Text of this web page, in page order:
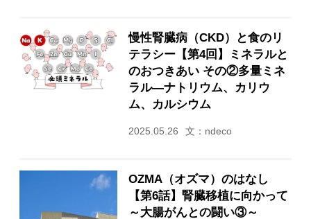
慢性腎臓病（CKD）と食のリ
テラシー【第4回】ミネラルと
のおつきあい その②多量ミネ
ラル―ナトリウム、カリウ
ム、カルシウム
2025.05.26 文：ndeco
OZMA（オズマ）のはなし
【第6話】腎臓移植に向かって
～大腸がんとの闘い③～